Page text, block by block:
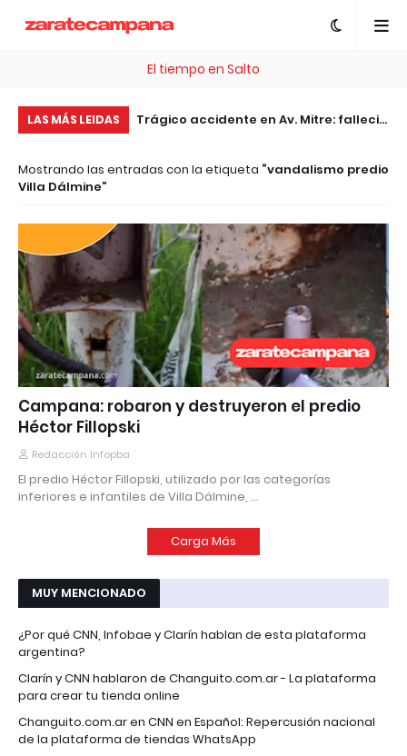
El tiempo en Salto
LAS MÁS LEIDAS
una API para
costo
Trágico accidente en Av. Mitre: falleció
patrullero
Mostrando las entradas con la etiqueta vandalismo predio
Villa Dálmine
Campana: robaron y destruyeron el predio
Héctor Fillopski
Redacción Infopba
El predio Héctor Fillopski, utilizado por las categorías
inferiores e infantiles de Villa Dálmine, …
Carga Más
MUY MENCIONADO
¿Por qué CNN, Infobae y Clarín hablan de esta plataforma
argentina?
Clarín y CNN hablaron de Changuito.com.ar - La plataforma
para crear tu tienda online
Changuito.com.ar en CNN en Español: Repercusión nacional
de la plataforma de tiendas WhatsApp